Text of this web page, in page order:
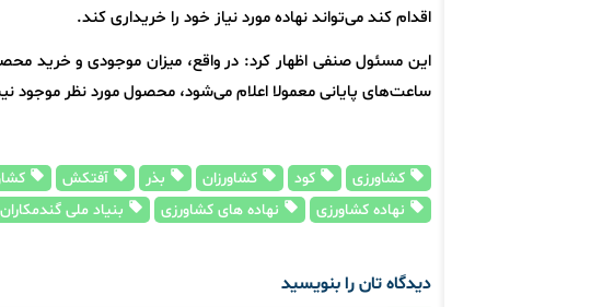
اقدام کند می‌تواند نهاده مورد نیاز خود را خریداری کند.
این مسئول صنفی اظهار کرد: در واقع، میزان موجودی و خرید
ساعت‌های پایانی معمولا اعلام می‌شود، محصول مورد نظر موجود
کشاورزی کود کشاورزان بذر آفتکش
نهاده کشاورزی
نهاده های کشاورزی بنیاد ملی گندمکاران
دیدگاه تان را بنویسید